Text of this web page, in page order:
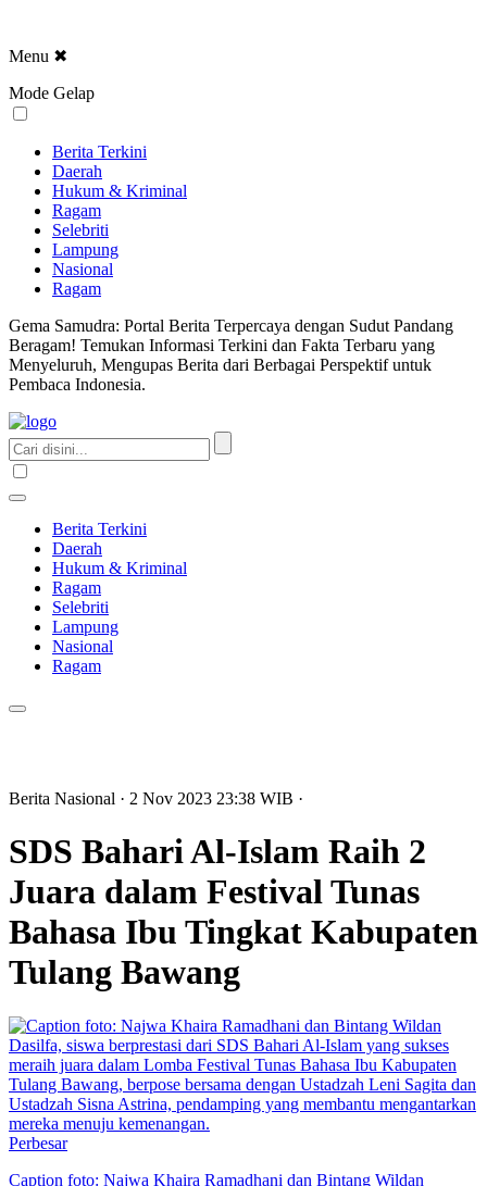
Menu ✖
Mode Gelap
Berita Terkini
Daerah
Hukum & Kriminal
Ragam
Selebriti
Lampung
Nasional
Ragam
Gema Samudra: Portal Berita Terpercaya dengan Sudut Pandang
Beragam! Temukan Informasi Terkini dan Fakta Terbaru yang
Menyeluruh, Mengupas Berita dari Berbagai Perspektif untuk
Pembaca Indonesia.
Berita Terkini
Daerah
Hukum & Kriminal
Ragam
Selebriti
Lampung
Nasional
Ragam
Berita Nasional · 2 Nov 2023 23:38 WIB ·
SDS Bahari Al-Islam Raih 2
Juara dalam Festival Tunas
Bahasa Ibu Tingkat Kabupaten
Tulang Bawang
Perbesar
Caption foto: Najwa Khaira Ramadhani dan Bintang Wildan